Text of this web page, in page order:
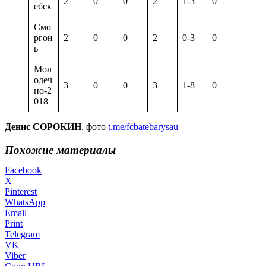
ебск
Смо
ргон
ь
2 0 0 2 0-3 0
Мол
одеч
но-2
018
3 0 0 3 1-8 0
Денис СОРОКИН, фото t.me/fcbatebarysau
Похожие материалы
Facebook
X
Pinterest
WhatsApp
Email
Print
Telegram
VK
Viber